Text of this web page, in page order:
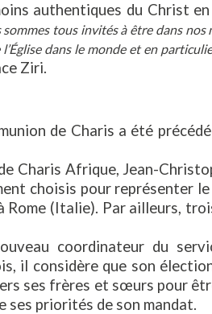
authentiques du Christ
sommes tous invités à être dans nos
dans le monde et en
Ziri.
de Charis a été
Charis Afrique, Jean-
choisis pour représenter
Rome (Italie). Par ailleurs,
coordinateur du
il considère que son
ses frères et sœurs pour
ses priorités de son mandat.